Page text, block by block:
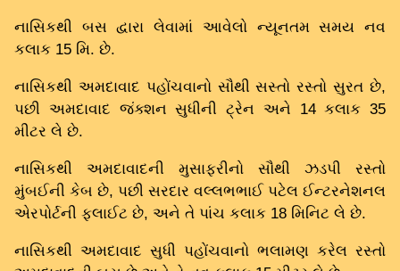
નાસિકથી બસ દ્વારા લેવામાં આવેલો ન્યૂનતમ સમય નવ
કલાક 15 મિ. છે.
નાસિકથી અમદાવાદ પહોંચવાનો સૌથી સસ્તો રસ્તો સુરત છે,
પછી અમદાવાદ જંક્શન સુધીની ટ્રેન અને 14 કલાક 35
મીટર લે છે.
નાસિકથી અમદાવાદની મુસાફરીનો સૌથી ઝડપી રસ્તો
મુંબઈની કેબ છે, પછી સરદાર વલ્લભભાઈ પટેલ ઈન્ટરનેશનલ
એરપોર્ટની ફ્લાઈટ છે, અને તે પાંચ કલાક 18 મિનિટ લે છે.
નાસિકથી અમદાવાદ સુધી પહોંચવાનો ભલામણ કરેલ રસ્તો